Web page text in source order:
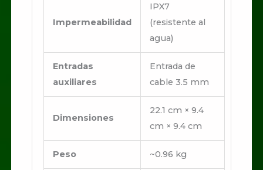
Impermeabilidad
IPX7
(resistente al
agua)
Entradas
auxiliares
Entrada de
cable 3.5 mm
Dimensiones
22.1 cm × 9.4
cm × 9.4 cm
Peso ~0.96 kg